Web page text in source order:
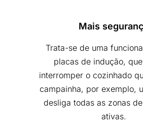
Mais
Trata-se de uma
placas de indução,
interromper o cozinhado
campainha, por exemplo,
desliga todas as zonas
ativas.